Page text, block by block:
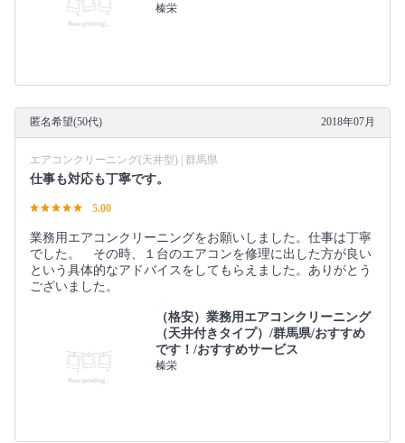
榛栄
匿名希望(50代) 2018年07月
エアコンクリーニング(天井型) | 群馬県
仕事も対応も丁寧です。
5.00
業務用エアコンクリーニングをお願いしました。仕事は丁寧
でした。 その時、１台のエアコンを修理に出した方が良い
という具体的なアドバイスをしてもらえました。ありがとう
ございました。
（格安）業務用エアコンクリーニング
（天井付きタイプ）/群馬県/おすすめ
です！/おすすめサービス
榛栄